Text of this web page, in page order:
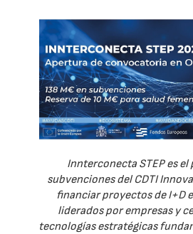
Innterconecta STEP es el
subvenciones del CDTI
financiar proyectos de I+D
liderados por empresas y
tecnologías estratégicas